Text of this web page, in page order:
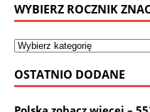
WYBIERZ ROCZNIK
OSTATNIO DODANE